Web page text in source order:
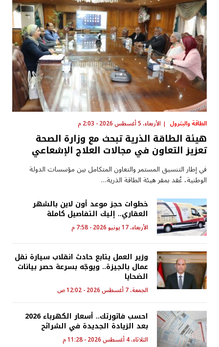
الطاقة والبترول الأربعاء، 5 أغسطس 2026 - 2:03 م
هيئة الطاقة الذرية تبحث مع وزارة الصحة
تعزيز التعاون في مجالات العلاج الإشعاعي
في إطار التنسيق المستمر والتعاون المتكامل بين مؤسسات الدولة
الوطنية، عُقد بمقر هيئة الطاقة الذرية…
خطوات حجز موعد أون لاين بالشهر
العقاري.. إليك التفاصيل كاملة
الأربعاء، 17 يونيو 2026 - 7:58 م
وزير العمل يتابع حادث انقلاب سيارة نقل
عمال بالجيزة.. ويوجّه بسرعة حصر بيانات
الضحايا
الجمعة، 7 أغسطس 2026 - 12:02 ص
احسب فاتورتك.. أسعار الكهرباء 2026
بعد الزيادة الجديدة في الشرائح
الثلاثاء، 4 أغسطس 2026 - 11:28 م